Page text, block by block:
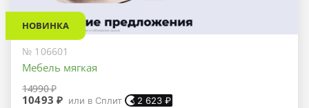
НОВИНКА
№ 106601
Мебель мягкая
14990 ₽
10493 ₽ или в Сплит 2 623 ₽